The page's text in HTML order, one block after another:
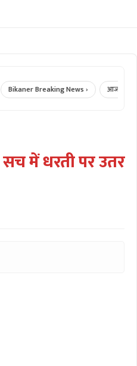
Breaking News › आज का राशिफल ›
में धरती पर उतर